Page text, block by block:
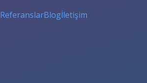
ReferanslarBlogİletişim